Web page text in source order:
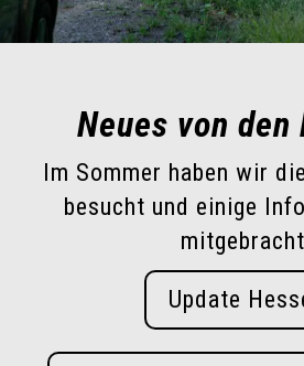
Neues von den
Im Sommer haben wir
besucht und einige
Update